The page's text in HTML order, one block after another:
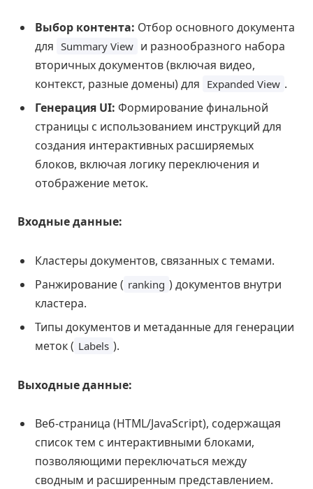
Выбор контента: Отбор основного документа
для Summary View и разнообразного набора
вторичных документов (включая видео,
контекст, разные домены) для Expanded View .
Генерация UI: Формирование финальной
страницы с использованием инструкций для
создания интерактивных расширяемых
блоков, включая логику переключения и
отображение меток.
Входные данные:
Кластеры документов, связанных с темами.
Ранжирование ( ranking ) документов внутри
кластера.
Типы документов и метаданные для генерации
меток ( Labels ).
Выходные данные:
Веб-страница (HTML/JavaScript), содержащая
список тем с интерактивными блоками,
позволяющими переключаться между
сводным и расширенным представлением.